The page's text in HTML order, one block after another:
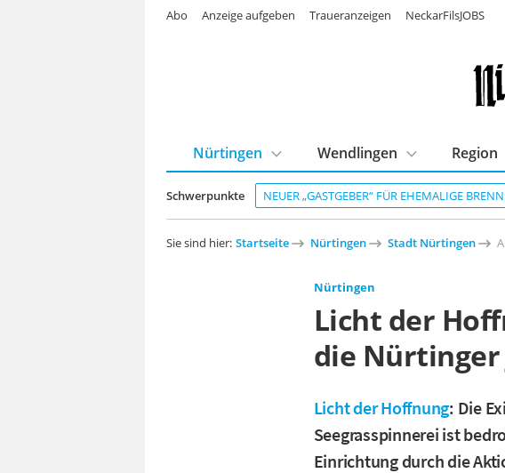
Schwerpunkte NEUER „GASTGEBER“ FÜR EHEMALIGE
Nürtingen Wendlingen Region
Abo Anzeige aufgeben Traueranzeigen NeckarFilsJOBS
Sie sind hier: Startseite Nürtingen Stadt Nürtingen
Nürtingen
Licht der
die
Licht der Hoffnung: Die
Seegrasspinnerei ist
Einrichtung durch die